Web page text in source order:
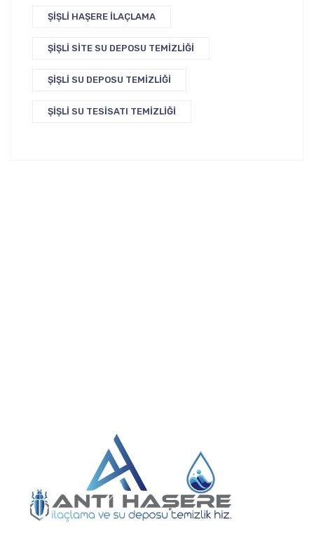
ŞIŞLI HAŞERE İLAÇLAMA
ŞIŞLI SITE SU DEPOSU TEMIZLIĞI
ŞIŞLI SU DEPOSU TEMIZLIĞI
ŞIŞLI SU TESISATI TEMIZLIĞI